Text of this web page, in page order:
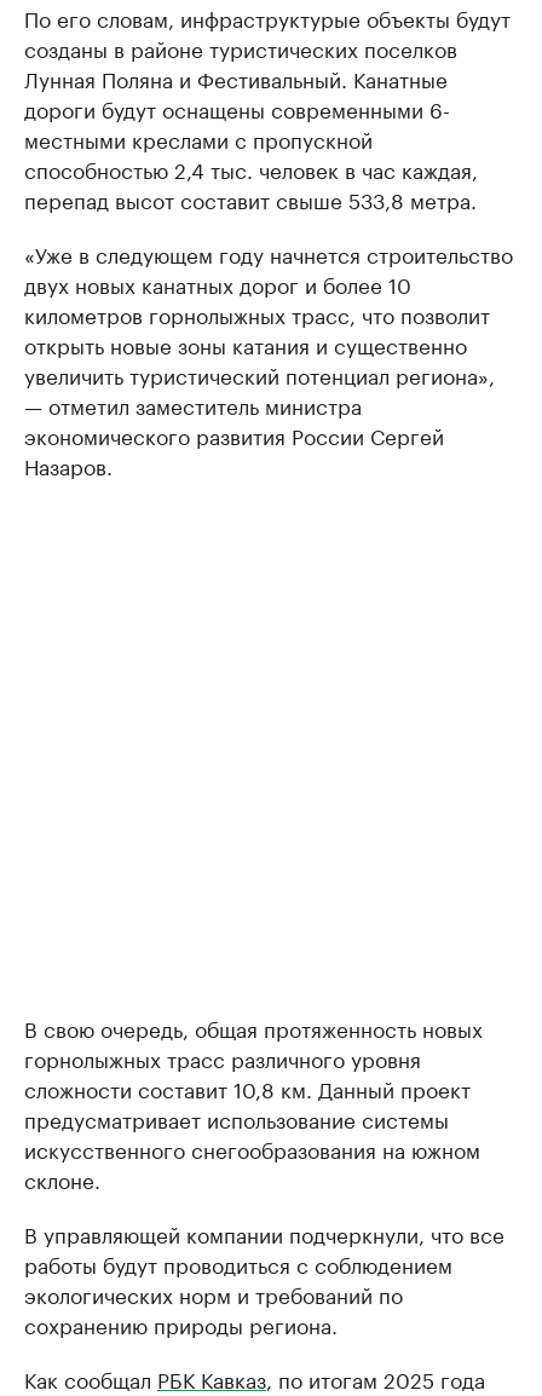
По его словам, инфраструктурые объекты будут
созданы в районе туристических поселков
Лунная Поляна и Фестивальный. Канатные
дороги будут оснащены современными 6-
местными креслами с пропускной
способностью 2,4 тыс. человек в час каждая,
перепад высот составит свыше 533,8 метра.
«Уже в следующем году начнется строительство
двух новых канатных дорог и более 10
километров горнолыжных трасс, что позволит
открыть новые зоны катания и существенно
увеличить туристический потенциал региона»,
— отметил заместитель министра
экономического развития России Сергей
Назаров.
В свою очередь, общая протяженность новых
горнолыжных трасс различного уровня
сложности составит 10,8 км. Данный проект
предусматривает использование системы
искусственного снегообразования на южном
склоне.
В управляющей компании подчеркнули, что все
работы будут проводиться с соблюдением
экологических норм и требований по
сохранению природы региона.
Как сообщал РБК Кавказ , по итогам 2025 года